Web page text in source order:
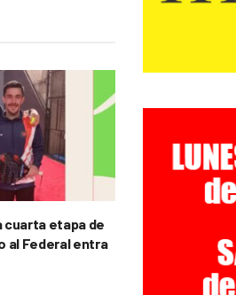
cuarta etapa de
al Federal entra